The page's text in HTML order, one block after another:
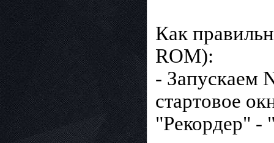
Как
ROM):
- Запускаем
стартовое
"Рекордер" -